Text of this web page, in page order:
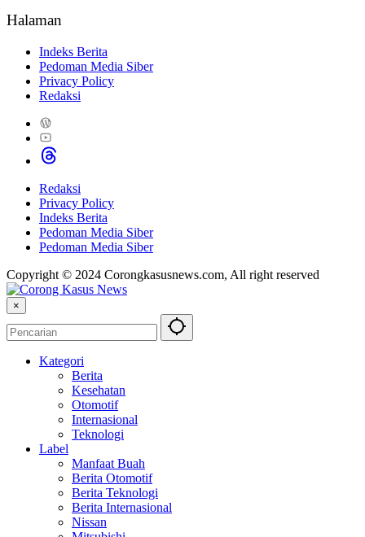
Halaman
Indeks Berita
Pedoman Media Siber
Privacy Policy
Redaksi
Redaksi
Privacy Policy
Indeks Berita
Pedoman Media Siber
Pedoman Media Siber
Copyright © 2024 Corongkasusnews.com, All right reserved
×
Kategori
Berita
Kesehatan
Otomotif
Internasional
Teknologi
Label
Manfaat Buah
Berita Otomotif
Berita Teknologi
Berita Internasional
Nissan